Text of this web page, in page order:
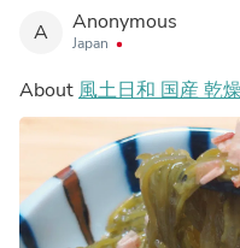
A Anonymous
Japan
About風土日和 国産 乾